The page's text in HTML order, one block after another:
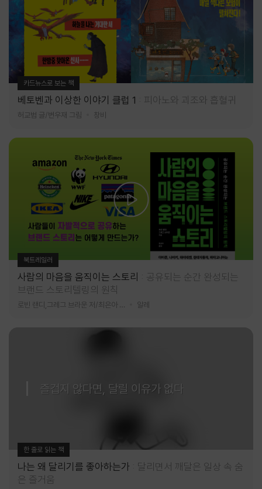
카드뉴스로 보는 책
베토벤과 이상한 이야기 클럽 1 피아노와 괴조와 흡혈귀
허교범 글/변우재 그림 창비
북트레일러
사람의 마음을 움직이는 스토리
공유되는 순간 완성되는
브랜드 스토리텔링의 원칙
알레
즐겁지 않다면, 달릴 이유가 없다
한 줄로 읽는 책
나는 왜 달리기를 좋아하는가
달리면서 깨달은 일상 속 숨
은 즐거움